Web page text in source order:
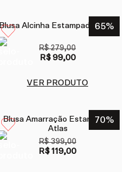
65%
Blusa Alcinha Estampada Anne
R$ 279,00
R$ 99,00
VER PRODUTO
70%
Blusa Amarração Estampada
Atlas
R$ 399,00
R$ 119,00